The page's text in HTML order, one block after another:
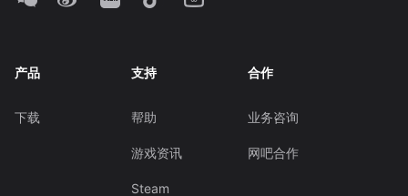
产品
下载
支持
帮助
游戏资讯
Steam
合作
业务咨询
网吧合作